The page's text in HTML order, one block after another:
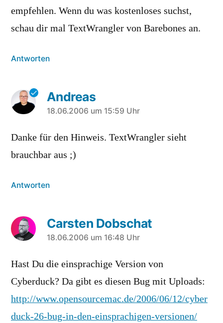
empfehlen. Wenn du was kostenloses suchst,
schau dir mal TextWrangler von Barebones an.
Antworten
Andreas
sagt:
18.06.2006 um 15:59 Uhr
Danke für den Hinweis. TextWrangler sieht
brauchbar aus ;)
Antworten
Carsten Dobschat
sagt:
18.06.2006 um 16:48 Uhr
Hast Du die einsprachige Version von
Cyberduck? Da gibt es diesen Bug mit Uploads:
http://www.opensourcemac.de/2006/06/12/cyber
duck-26-bug-in-den-einsprachigen-versionen/